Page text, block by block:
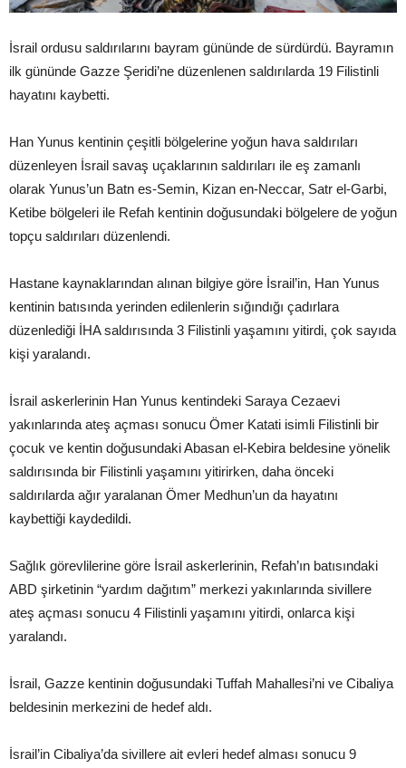
İsrail ordusu saldırılarını bayram gününde de sürdürdü. Bayramın
ilk gününde Gazze Şeridi’ne düzenlenen saldırılarda 19 Filistinli
hayatını kaybetti.
Han Yunus kentinin çeşitli bölgelerine yoğun hava saldırıları
düzenleyen İsrail savaş uçaklarının saldırıları ile eş zamanlı
olarak Yunus’un Batn es-Semin, Kizan en-Neccar, Satr el-Garbi,
Ketibe bölgeleri ile Refah kentinin doğusundaki bölgelere de yoğun
topçu saldırıları düzenlendi.
Hastane kaynaklarından alınan bilgiye göre İsrail’in, Han Yunus
kentinin batısında yerinden edilenlerin sığındığı çadırlara
düzenlediği İHA saldırısında 3 Filistinli yaşamını yitirdi, çok sayıda
kişi yaralandı.
İsrail askerlerinin Han Yunus kentindeki Saraya Cezaevi
yakınlarında ateş açması sonucu Ömer Katati isimli Filistinli bir
çocuk ve kentin doğusundaki Abasan el-Kebira beldesine yönelik
saldırısında bir Filistinli yaşamını yitirirken, daha önceki
saldırılarda ağır yaralanan Ömer Medhun’un da hayatını
kaybettiği kaydedildi.
Sağlık görevlilerine göre İsrail askerlerinin, Refah’ın batısındaki
ABD şirketinin “yardım dağıtım” merkezi yakınlarında sivillere
ateş açması sonucu 4 Filistinli yaşamını yitirdi, onlarca kişi
yaralandı.
İsrail, Gazze kentinin doğusundaki Tuffah Mahallesi’ni ve Cibaliya
beldesinin merkezini de hedef aldı.
İsrail’in Cibaliya’da sivillere ait evleri hedef alması sonucu 9